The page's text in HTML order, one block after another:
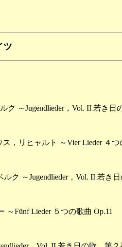
ツ
ク ～Jugendlieder，Vol. II 若き
，リヒャルト ～Vier Lieder ４つ
ク ～Jugendlieder，Vol. II 若き
Fünf Lieder ５つの歌曲 Op.11